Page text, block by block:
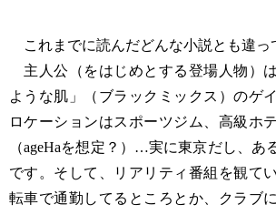
これまでに読んだどんな小説とも違っ
主人公（をはじめとする登場人物）
ような肌」（ブラックミックス）のゲ
ロケーションはスポーツジム、高級ホ
（ageHaを想定？）…実に東京だし、あ
です。そして、リアリティ番組を観て
転車で通勤してるところとか、クラブ